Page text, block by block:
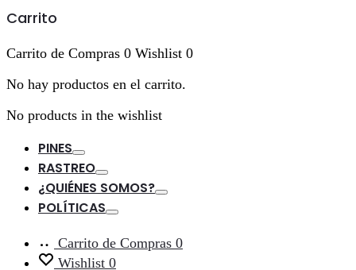
Carrito
Carrito de Compras 0 Wishlist 0
No hay productos en el carrito.
No products in the wishlist
PINES
Toggle
RASTREO
Toggle
¿QUIÉNES SOMOS?
Toggle
POLÍTICAS
Toggle
Carrito de Compras 0
Wishlist 0